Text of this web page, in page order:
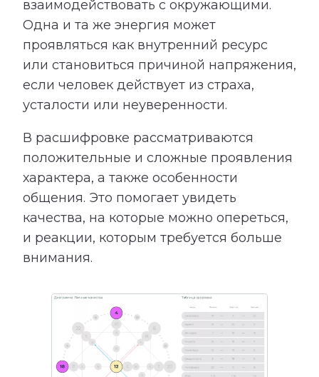
взаимодействовать с окружающими.
Одна и та же энергия может
проявляться как внутренний ресурс
или становиться причиной напряжения,
если человек действует из страха,
усталости или неуверенности.
В расшифровке рассматриваются
положительные и сложные проявления
характера, а также особенности
общения. Это помогает увидеть
качества, на которые можно опереться,
и реакции, которым требуется больше
внимания.